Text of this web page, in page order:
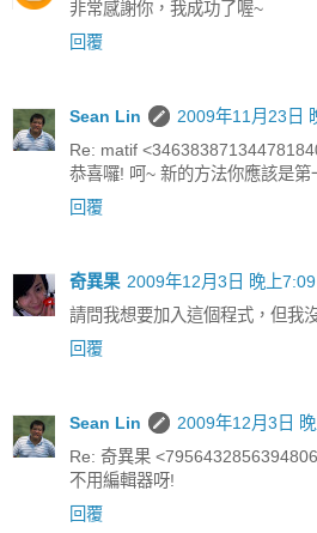
非常感謝你，我成功了喔~
回覆
Sean Lin
2009年11月23日
Re: matif
恭喜囉! 呵~ 新的方法你應該是第
回覆
奇異果 2009年12月3日 晚上7:09
請問我想要加入這個程式，但我
回覆
Sean Lin
2009年12月3日
Re: 奇異果
不用編輯器呀!
回覆